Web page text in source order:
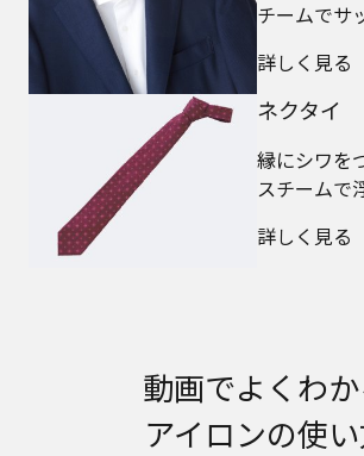
チームでサ
詳しく見る
ネクタイ
縁にシワを
スチームで
詳しく見る
動画でよくわ
アイロンの使